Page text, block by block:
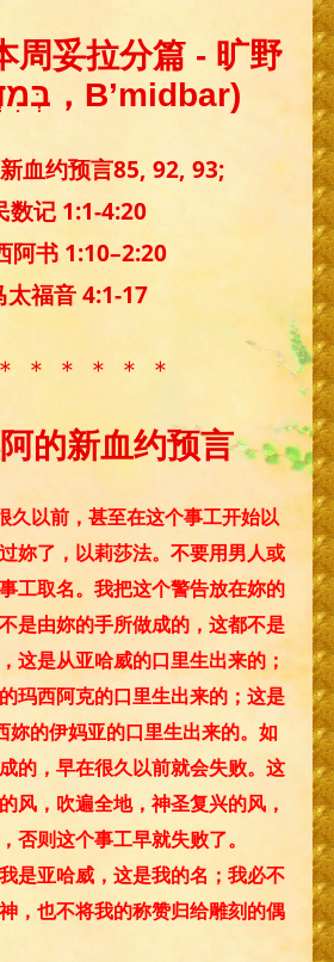
周妥拉分篇 - 旷野
篇 (בְּמִדְבַּר，B’midbar)
血约预言85, 92, 93;
数记 1:1-4:20
阿书 1:10–2:20
太福音 4:1-17
＊ ＊ ＊ ＊ ＊
的新血约预言
久以前，甚至在这个事工开始以
妳了，以莉莎法。不要用男人或
工取名。我把这个警告放在妳的
是由妳的手所做成的，这都不是
这是从亚哈威的口里生出来的；
玛西阿克的口里生出来的；这是
妳的伊妈亚的口里生出来的。如
的，早在很久以前就会失败。这
风，吹遍全地，神圣复兴的风，
否则这个事工早就失败了。
是亚哈威，这是我的名；我必不
，也不将我的称赞归给雕刻的偶